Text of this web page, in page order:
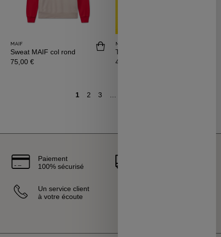
MAIF
Sweat MAIF col rond
Prix
75,00 €
Acheter Sweat MAIF col rond
MAIF
T-shirt MAIF rouge
Prix
40,00 €
1 2 3 …
Paiement
100% sécurisé
Un service client
à votre écoute